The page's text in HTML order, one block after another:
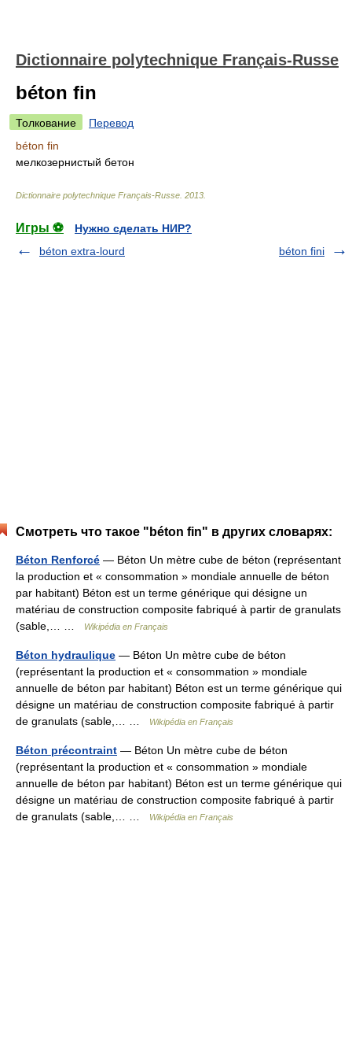
Dictionnaire polytechnique Français-Russe
béton fin
Толкование
Перевод
béton fin
мелкозернистый бетон
Dictionnaire polytechnique Français-Russe 2013
Игры ⚽
Нужно сделать НИР?
béton extra-lourd
béton fini
Смотреть что такое "béton fin" в других словарях:
Béton Renforcé — Béton Un mètre cube de béton (représentant
la production et « consommation » mondiale annuelle de béton
par habitant) Béton est un terme générique qui désigne un
matériau de construction composite fabriqué à partir de granulats
(sable,… …
Wikipédia en Français
Béton hydraulique — Béton Un mètre cube de béton
(représentant la production et « consommation » mondiale
annuelle de béton par habitant) Béton est un terme générique qui
désigne un matériau de construction composite fabriqué à partir
de granulats (sable,… …
Wikipédia en Français
Béton précontraint — Béton Un mètre cube de béton
(représentant la production et « consommation » mondiale
annuelle de béton par habitant) Béton est un terme générique qui
désigne un matériau de construction composite fabriqué à partir
de granulats (sable,… …
Wikipédia en Français